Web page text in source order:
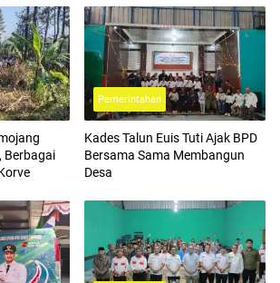
Berbagai
Pemerintahan
Kades Talun Euis Tuti Ajak BPD
Bersama Sama Membangun
Desa